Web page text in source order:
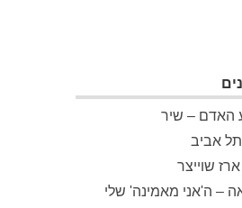
האדם – שיר
אביב
שוייצר
– ה'אני מאמינה' שלי